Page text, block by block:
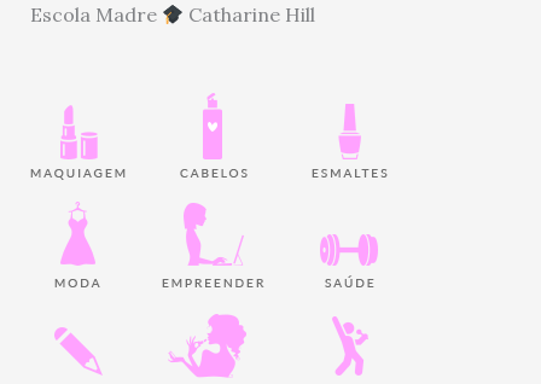
Escola Madre
Catharine Hill